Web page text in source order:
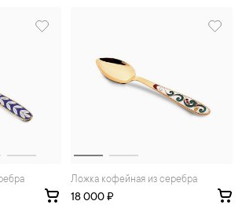
Ложка кофейная из серебра
18 000 ₽